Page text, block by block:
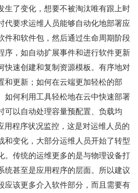
生了变化，想要不被淘汰唯有跟上时
代要求运维人员能够自动化地部署应
件和软件包，然后通过生命周期阶段
序，如自动扩展事件和进行软件更新
快速创建和复制资源模板。有序地对
和更新；如何在云端更加轻松的部
如何利用工具轻松地在云中快速部署
可以自动处理容量预配置、负载均
用程序状况监控，这是对运维人员的
和变化，大部分运维人员开始了转型
。传统的运维更多的是与物理设备打
统甚至是应用程序的层面。所以建议
应该更多介入软件部分，而且需要有